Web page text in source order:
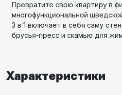
Превратите свою квартиру в
многофункциональной
3 в 1 включает в себя саму
брусья-пресс и скамью для
Характеристики